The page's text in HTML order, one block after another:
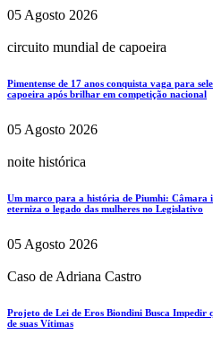
05 Agosto 2026
circuito mundial de capoeira
Pimentense de 17 anos conquista vaga para
capoeira após brilhar em competição nacional
05 Agosto 2026
noite histórica
Um marco para a história de Piumhi: Câmara
eterniza o legado das mulheres no Legislativo
05 Agosto 2026
Caso de Adriana Castro
Projeto de Lei de Eros Biondini Busca Impedir
de suas Vítimas